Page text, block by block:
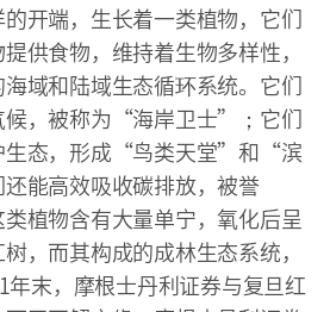
开端，生长着一类植物，它们
供食物，维持着生物多样性，
域和陆域生态循环系统。它们
候，被称为“海岸卫士”；它们
生态，形成“鸟类天堂”和“滨
能高效吸收碳排放，被誉
植物含有大量单宁，氧化后呈
，而其构成的成林生态系统，
年末，摩根士丹利证券与复旦红